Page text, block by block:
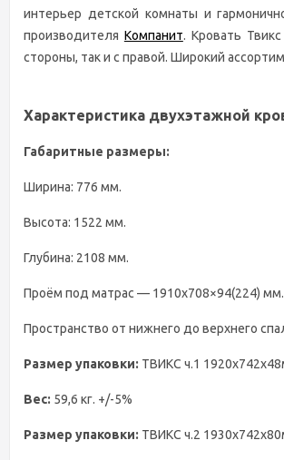
интерьер детской комнаты и
производителя Компанит. Кровать
стороны, так и с правой. Широкий
Характеристика двухэтажной
Габаритные размеры:
Ширина: 776 мм.
Высота: 1522 мм.
Глубина: 2108 мм.
Проём под матрас — 1910х708×94(224)
Пространство от нижнего до верхнего
Размер упаковки: ТВИКС ч.1
Вес: 59,6 кг. +/-5%
Размер упаковки: ТВИКС ч.2